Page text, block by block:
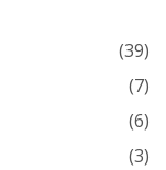
(39)
(7)
(6)
(3)